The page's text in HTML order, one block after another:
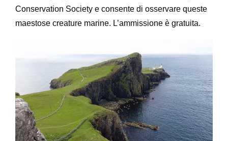
Conservation Society e consente di osservare queste
maestose creature marine. L’ammissione è gratuita.